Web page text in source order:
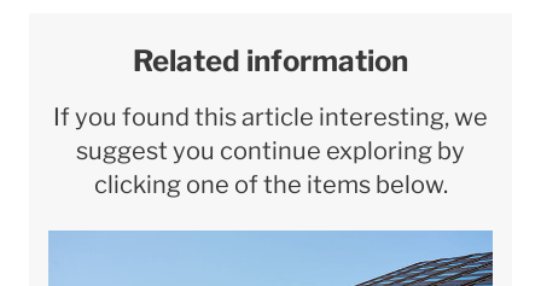
Related information
If you found this article interesting, we
suggest you continue exploring by
clicking one of the items below.